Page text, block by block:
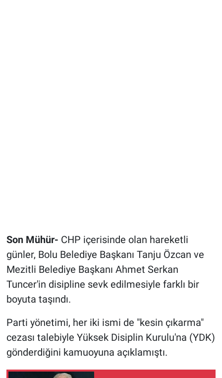
Son Mühür- CHP içerisinde olan hareketli
günler, Bolu Belediye Başkanı Tanju Özcan ve
Mezitli Belediye Başkanı Ahmet Serkan
Tuncer'in disipline sevk edilmesiyle farklı bir
boyuta taşındı.
Parti yönetimi, her iki ismi de "kesin çıkarma"
cezası talebiyle Yüksek Disiplin Kurulu'na (YDK)
gönderdiğini kamuoyuna açıklamıştı.